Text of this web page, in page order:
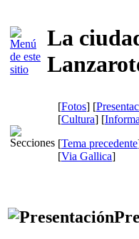
La
[Fotos] [
[Cultura] [
[Tema precedente
[Via Gallica]